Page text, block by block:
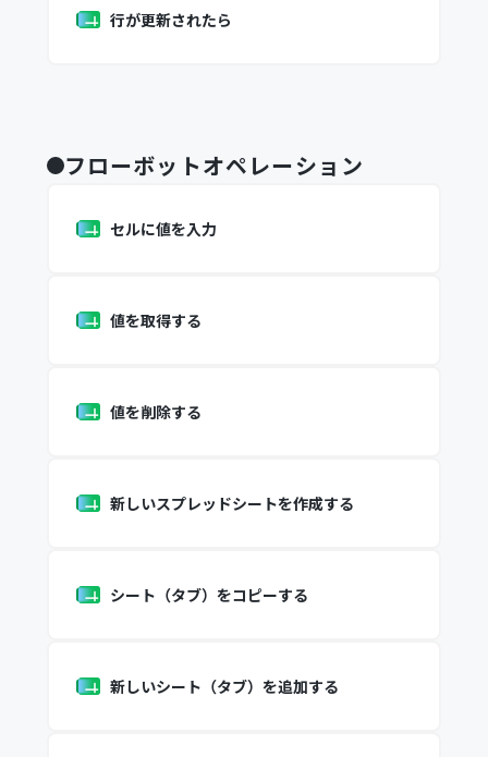
行が更新されたら
フローボットオペレーション
セルに値を入力
値を取得する
値を削除する
新しいスプレッドシートを作成する
シート（タブ）をコピーする
新しいシート（タブ）を追加する